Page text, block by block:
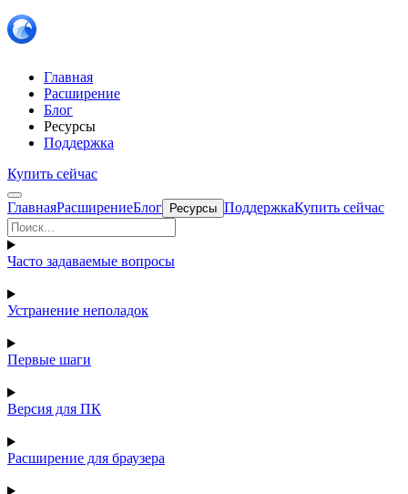
Главная
Расширение
Блог
Ресурсы
Поддержка
Купить сейчас
ГлавнаяРасширениеБлог Ресурсы ПоддержкаКупить сейчас
Часто задаваемые вопросы
Устранение неполадок
Первые шаги
Версия для ПК
Расширение для браузера